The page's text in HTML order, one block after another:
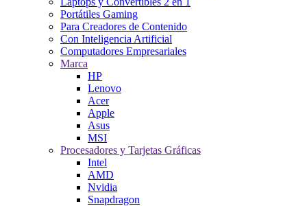
Portátiles Gaming
Para Creadores de Contenido
Con Inteligencia Artificial
Computadores Empresariales
Marca
HP
Lenovo
Acer
Apple
Asus
MSI
Procesadores y Tarjetas Gráficas
Intel
AMD
Nvidia
Snapdragon